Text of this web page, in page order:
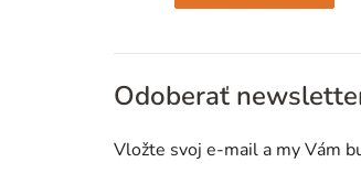
Odoberať
Vložte svoj e-mail a my Vám